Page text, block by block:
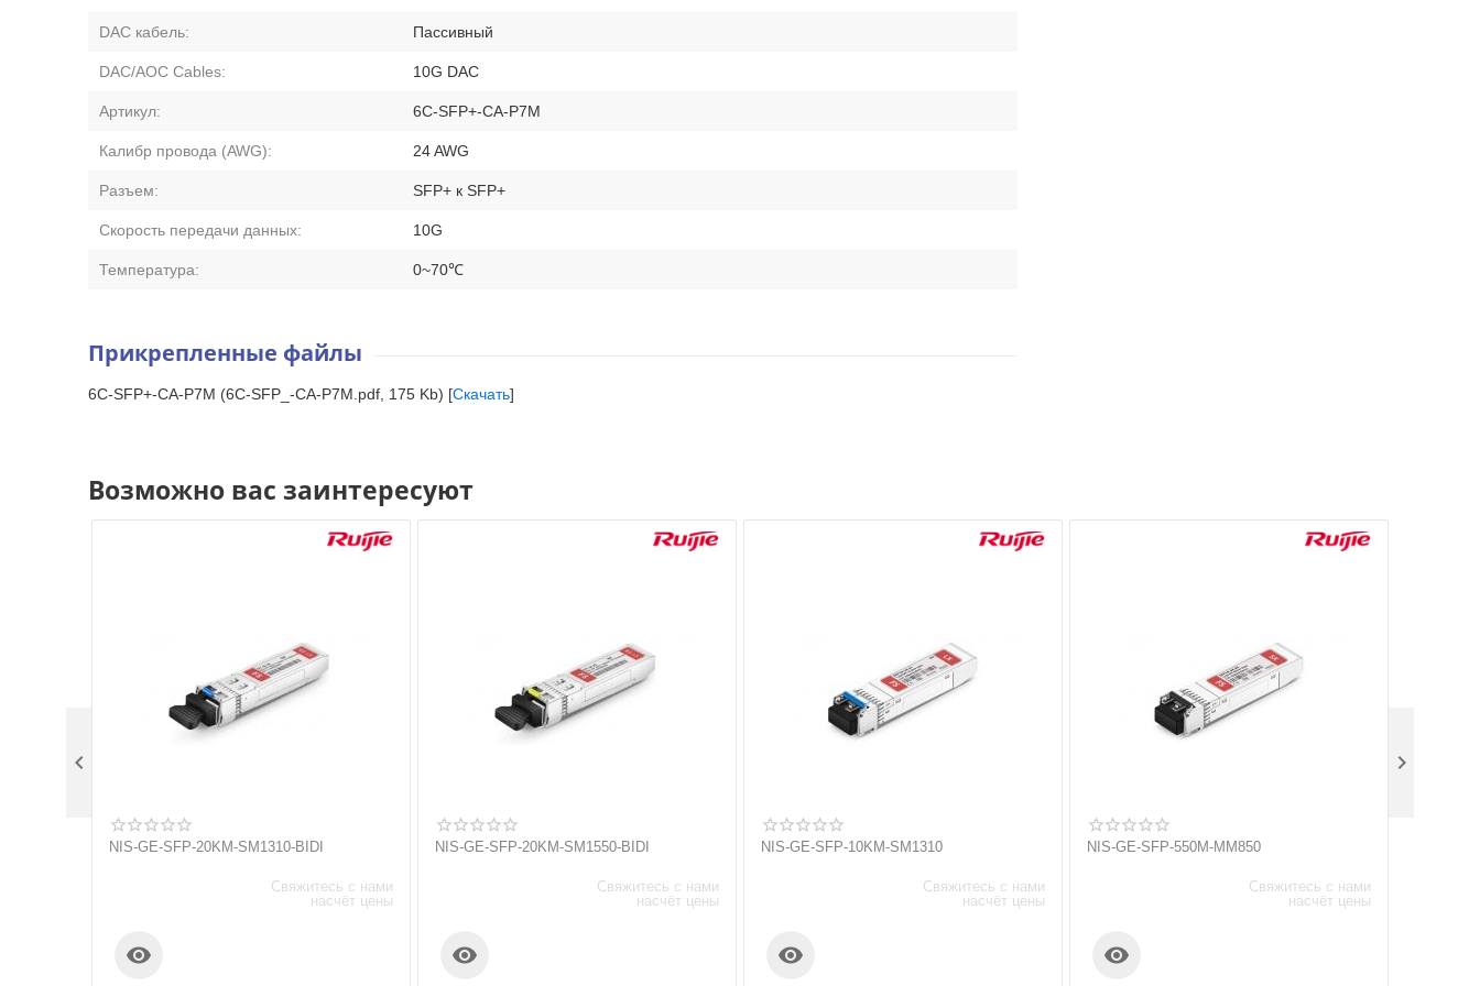
DAC кабель: Пассивный
DAC/AOC Cables: 10G DAC
Артикул: 6C-SFP+-CA-P7M
Калибр провода (AWG): 24 AWG
Разъем: SFP+ к SFP+
Скорость передачи данных: 10G
Температура: 0~70℃
Прикрепленные файлы
6C-SFP+-CA-P7M (6C-SFP_-CA-P7M.pdf, 175 Kb) [Скачать]
Возможно вас заинтересуют
NIS-GE-SFP-20KM-SM1310-BIDI
Свяжитесь с нами
насчёт цены

NIS-GE-SFP-20KM-SM1550-BIDI
Свяжитесь с нами
насчёт цены

NIS-GE-SFP-10KM-SM1310
Свяжитесь с нами
насчёт цены

NIS-GE-SFP-550M-MM850
Свяжитесь с нами
насчёт цены

 